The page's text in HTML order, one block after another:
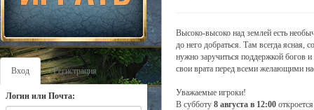
Вход Регистрация
Логин или Почта:
Высоко-высоко над землей есть
до него добраться. Там всегда ясная,
нужно заручиться поддержкой богов
свои врата перед всеми желающими
Уважаемые игроки!
В субботу 8 августа в 12:00